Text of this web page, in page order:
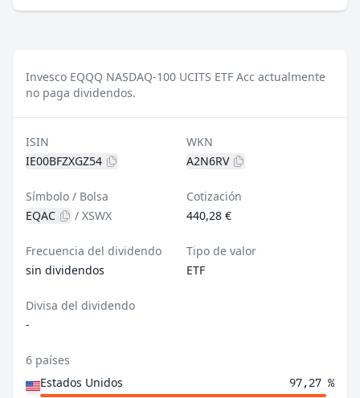
Invesco EQQQ NASDAQ-100 UCITS ETF Acc actualmente
no paga dividendos.
ISIN
IE00BFZXGZ54
WKN
A2N6RV
Símbolo / Bolsa
EQAC
/ XSWX
Cotización
440,28 €
Frecuencia del dividendo
sin dividendos
Tipo de valor
ETF
Divisa del dividendo
-
6 países
Estados Unidos
97,27 %